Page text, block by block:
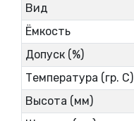
Вид
Ёмкость
Допуск (%)
Температура (гр. С)
Высота (мм)